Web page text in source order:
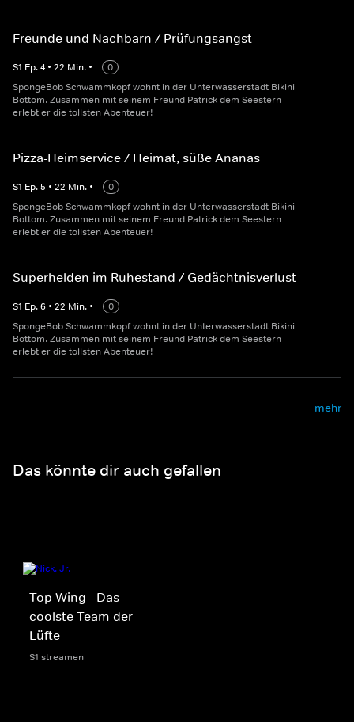
Freunde und Nachbarn / Prüfungsangst
S1 Ep.4 • 22 Min. •
0
SpongeBob Schwammkopf wohnt in der Unterwasserstadt Bikini
Bottom. Zusammen mit seinem Freund Patrick dem Seestern
erlebt er die tollsten Abenteuer!
Pizza-Heimservice / Heimat, süße Ananas
S1 Ep.5 • 22 Min. •
0
SpongeBob Schwammkopf wohnt in der Unterwasserstadt Bikini
Bottom. Zusammen mit seinem Freund Patrick dem Seestern
erlebt er die tollsten Abenteuer!
Superhelden im Ruhestand / Gedächtnisverlust
S1 Ep.6 • 22 Min. •
0
SpongeBob Schwammkopf wohnt in der Unterwasserstadt Bikini
Bottom. Zusammen mit seinem Freund Patrick dem Seestern
erlebt er die tollsten Abenteuer!
mehr
Das könnte dir auch gefallen
Top Wing - Das
coolste Team der
Lüfte
S1 streamen